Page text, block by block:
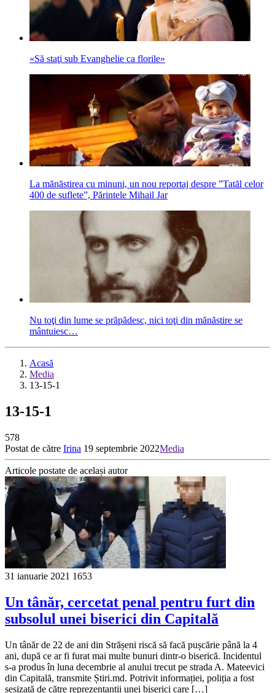
«Să staţi sub Evan­ghelie ca florile»
La mănăstirea cu minuni, un nou reportaj despre ”Tatăl celor
400 de suflete”, Părintele Mihail Jar
Nu toţi din lume se prăpădesc, nici toţi din mănăstire se
mântuiesc…
Acasă
Media
13-15-1
13-15-1
578
Postat de către Irina 19 septembrie 2022Media
Articole postate de același autor
31 ianuarie 2021 1653
Un tânăr, cercetat penal pentru furt din
subsolul unei biserici din Capitală
Un tânăr de 22 de ani din Strășeni riscă să facă pușcărie până la 4
ani, după ce ar fi furat mai multe bunuri dintr-o biserică. Incidentul
s-a produs în luna decembrie al anului trecut pe strada A. Mateevici
din Capitală, transmite Știri.md. Potrivit informației, poliția a fost
sesizată de către reprezentanții unei biserici care […]